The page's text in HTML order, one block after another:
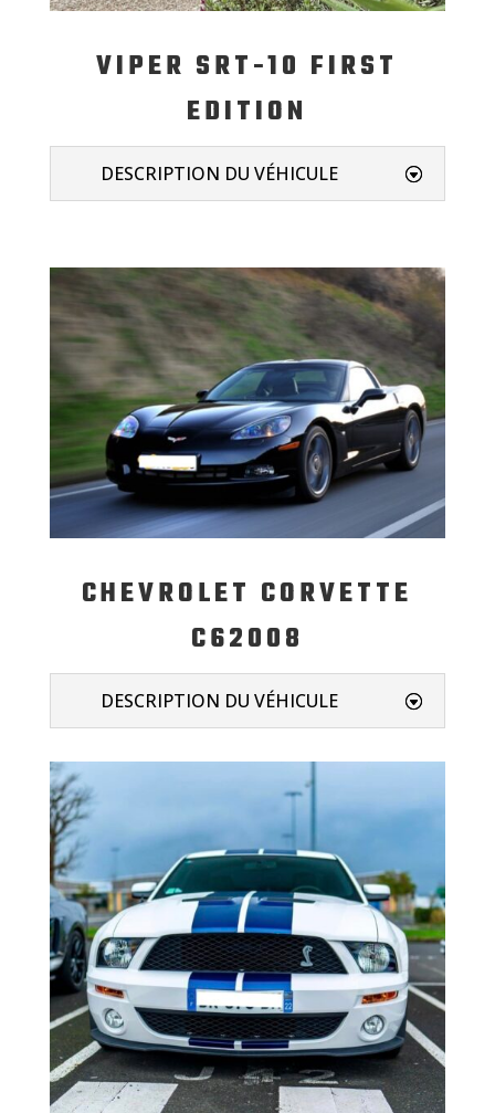
VIPER SRT-10 FIRST
EDITION
DESCRIPTION DU VÉHICULE
CHEVROLET CORVETTE
C62008
DESCRIPTION DU VÉHICULE